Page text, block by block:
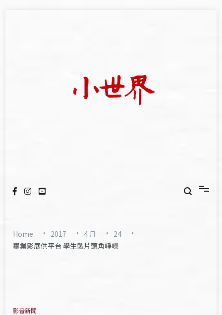
Home 2017 4 月
24
畢業影展供平台 學生製片頭角崢嶸
影音新聞